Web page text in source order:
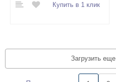
Купить в 1 клик
Загрузить еще